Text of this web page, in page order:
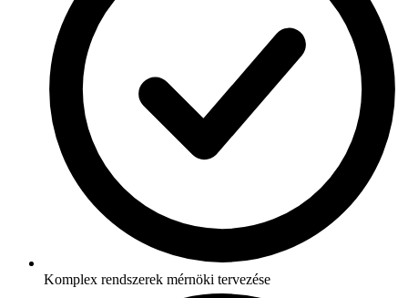
Komplex rendszerek mérnöki tervezése